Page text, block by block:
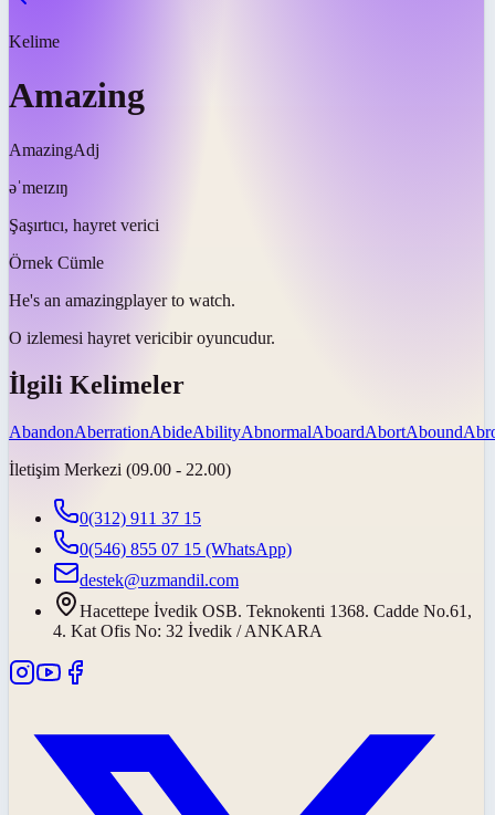
Kelime
Amazing
AmazingAdj
əˈmeɪzɪŋ
Şaşırtıcı, hayret verici
Örnek Cümle
He's an amazingplayer to watch.
O izlemesi hayret vericibir oyuncudur.
İlgili Kelimeler
AbandonAberrationAbideAbilityAbnormalAboardAbortAbound
İletişim Merkezi (09.00 - 22.00)
0(312) 911 37 15
0(546) 855 07 15 (WhatsApp)
destek@uzmandil.com
Hacettepe İvedik OSB. Teknokenti 1368. Cadde No.61,
4. Kat Ofis No: 32 İvedik / ANKARA